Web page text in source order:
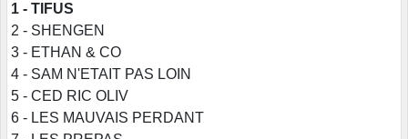
1 - TIFUS
2 - SHENGEN
3 - ETHAN & CO
4 - SAM N'ETAIT PAS LOIN
5 - CED RIC OLIV
6 - LES MAUVAIS PERDANT